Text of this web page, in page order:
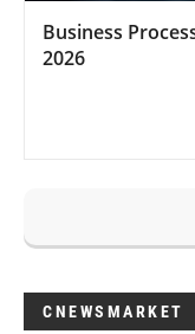
Business
2026
CNEWSMARKET